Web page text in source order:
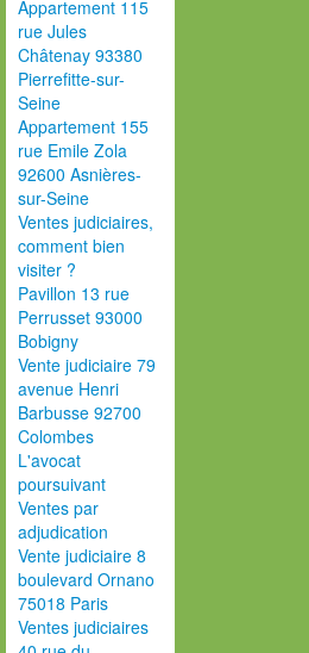
Appartement 115
rue Jules
Châtenay 93380
Pierrefitte-sur-
Seine
Appartement 155
rue Emile Zola
92600 Asnières-
sur-Seine
Ventes judiciaires,
comment bien
visiter ?
Pavillon 13 rue
Perrusset 93000
Bobigny
Vente judiciaire 79
avenue Henri
Barbusse 92700
Colombes
L'avocat
poursuivant
Ventes par
adjudication
Vente judiciaire 8
boulevard Ornano
75018 Paris
Ventes judiciaires